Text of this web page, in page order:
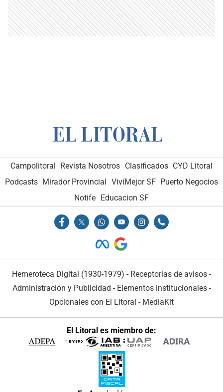
Campolitoral Revista Nosotros Clasificados CYD Litoral
Podcasts Mirador Provincial VivíMejor SF Puerto Negocios
Notife Educacion SF
Hemeroteca Digital (1930-1979) - Receptorías de avisos -
Administración y Publicidad - Elementos institucionales-
Opcionales con El Litoral - MediaKit
El Litoral es miembro de: